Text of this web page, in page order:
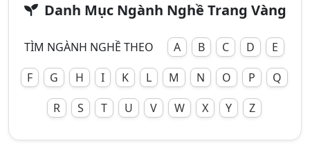
Danh Mục Ngành Nghề Trang Vàng
TÌM NGÀNH NGHỀ THEO A B C D
E
F
G H I K L M N O P
Q
R
S T U V W X Y Z